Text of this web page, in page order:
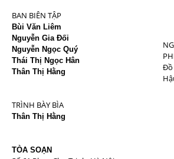
BAN BIÊN TẬP
Bùi Văn Liêm
Nguyễn Gia Đối
Nguyễn Ngọc Quý
Thái Thị Ngọc Hân
Thân Thị Hằng
TRÌNH BÀY BÌA
Thân Thị Hằng
TÒA SOẠN
Đồ